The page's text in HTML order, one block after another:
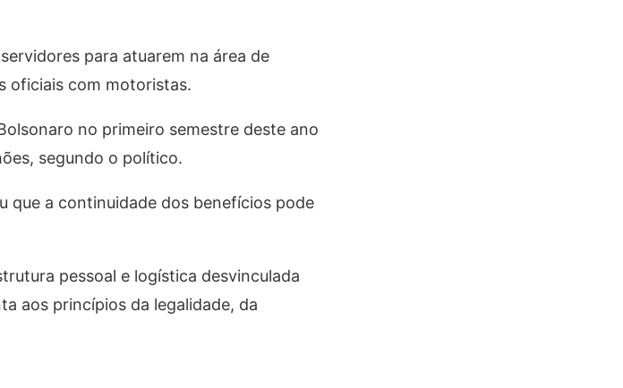
para atuarem na área de
oficiais com motoristas.
no primeiro semestre deste ano
segundo o político.
que a continuidade dos benefícios pode
pessoal e logística desvinculada
aos princípios da legalidade, da